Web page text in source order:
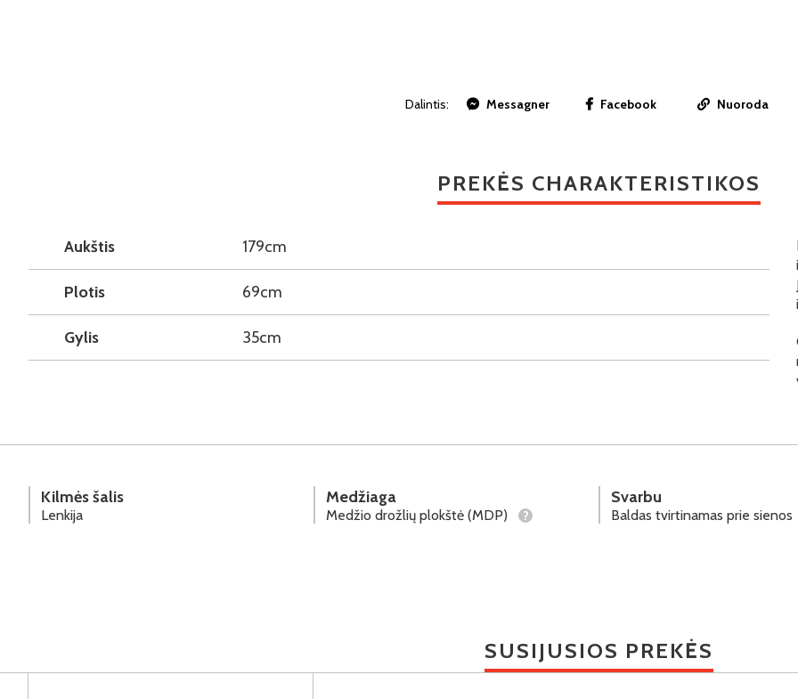
Dalintis: Messagner Facebook Nuoroda
PREKĖS CHARAKTERISTIKOS
Aukštis 179cm
Plotis 69cm
Gylis 35cm
Kilmės šalis
Lenkija
Medžiaga
Medžio drožlių plokštė (MDP) ?
Svarbu
Baldas tvirtinamas prie sienos
SUSIJUSIOS PREKĖS